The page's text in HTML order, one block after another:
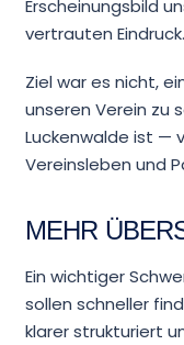
Erscheinungsbild
vertrauten Eindruck.
Ziel war es nicht,
unseren Verein zu
Luckenwalde ist —
Vereinsleben und
MEHR
Ein wichtiger
sollen schneller
klarer strukturiert